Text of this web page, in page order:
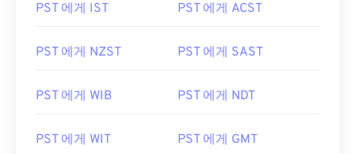
PST 에게 IST PST 에게 ACST
PST 에게 NZST PST 에게 SAST
PST 에게 WIB PST 에게 NDT
PST 에게 WIT PST 에게 GMT